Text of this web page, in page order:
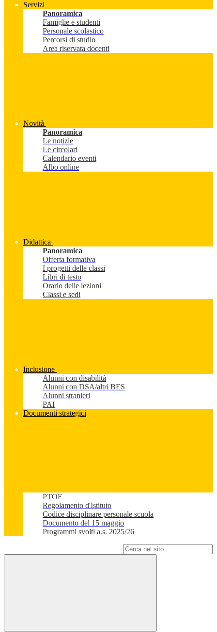
Servizi
Panoramica
Famiglie e studenti
Personale scolastico
Percorsi di studio
Area riservata docenti
Novità
Panoramica
Le notizie
Le circolari
Calendario eventi
Albo online
Didattica
Panoramica
Offerta formativa
I progetti delle classi
Libri di testo
Orario delle lezioni
Classi e sedi
Inclusione
Alunni con disabilità
Alunni con DSA/altri BES
Alunni stranieri
PAI
Documenti strategici
PTOF
Regolamento d'Istituto
Codice disciplinare personale scuola
Documento del 15 maggio
Programmi svolti a.s. 2025/26